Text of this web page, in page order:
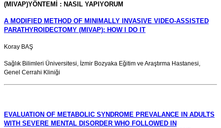
(MIVAP)YÖNTEMİ : NASIL YAPIYORUM
A MODIFIED METHOD OF MINIMALLY INVASIVE VIDEO-ASSISTED
PARATHYROIDECTOMY (MIVAP): HOW I DO IT
Koray BAŞ
Sağlık Bilimleri Üniversitesi, İzmir Bozyaka Eğitim ve Araştırma Hastanesi,
Genel Cerrahi Kliniği
EVALUATION OF METABOLIC SYNDROME PREVALANCE IN ADULTS
WITH SEVERE MENTAL DISORDER WHO FOLLOWED IN